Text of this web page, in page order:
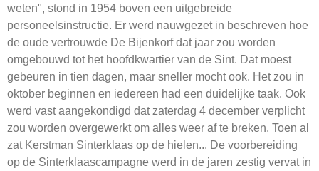
weten", stond in 1954 boven een uitgebreide
personeelsinstructie. Er werd nauwgezet in beschreven hoe
de oude vertrouwde De Bijenkorf dat jaar zou worden
omgebouwd tot het hoofdkwartier van de Sint. Dat moest
gebeuren in tien dagen, maar sneller mocht ook. Het zou in
oktober beginnen en iedereen had een duidelijke taak. Ook
werd vast aangekondigd dat zaterdag 4 december verplicht
zou worden overgewerkt om alles weer af te breken. Toen al
zat Kerstman Sinterklaas op de hielen... De voorbereiding
op de Sinterklaascampagne werd in de jaren zestig vervat in